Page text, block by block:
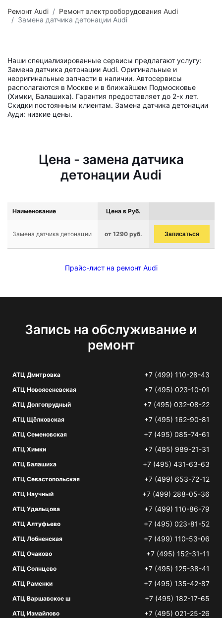
Ремонт Audi
Ремонт электрооборудования Audi
Замена датчика детонации Audi
Наши специализированные сервисы предлагают услугу:
Замена датчика детонации Audi. Оригинальные и
неоригинальные запчасти в наличии. Автосервисы
располагаются в Москве и в ближайшем Подмосковье
(Химки, Балашиха). Гарантия предоставляет до 2-х лет.
Скидки постоянным клиентам. Замена датчика детонации
Ауди: низкие цены.
Цена - замена датчика
детонации Audi
Наименование Цена в Руб.
Замена датчика детонации от 1290 руб. Записаться
Прайс-лист на ремонт Audi
Запись на обслуживание и
ремонт
АТЦ Дмитровка +7 (499) 110-28-43
АТЦ Новоясеневская +7 (495) 023-10-01
АТЦ Долгопрудный +7 (495) 032-08-22
АТЦ Щёлковская +7 (495) 162-90-81
АТЦ Семеновская +7 (495) 085-74-61
АТЦ Химки +7 (495) 989-21-31
АТЦ Балашиха +7 (495) 431-63-63
АТЦ Севастопольская +7 (499) 653-72-12
АТЦ Научный +7 (499) 288-05-36
АТЦ Удальцова +7 (499) 110-86-79
АТЦ Алтуфьево +7 (495) 023-81-52
АТЦ Лобненская +7 (499) 110-53-06
АТЦ Очаково +7 (495) 152-31-11
АТЦ Солнцево +7 (495) 125-38-41
АТЦ Раменки +7 (495) 135-42-87
АТЦ Варшавское ш +7 (495) 182-17-65
АТЦ Измайлово +7 (495) 021-25-26